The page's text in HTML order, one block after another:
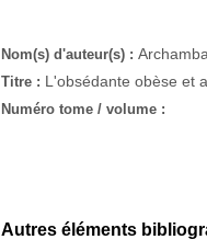
Nom(s) d'auteur(s) :
Titre : L'obsédante obèse et
Numéro tome / volume :
Autres éléments